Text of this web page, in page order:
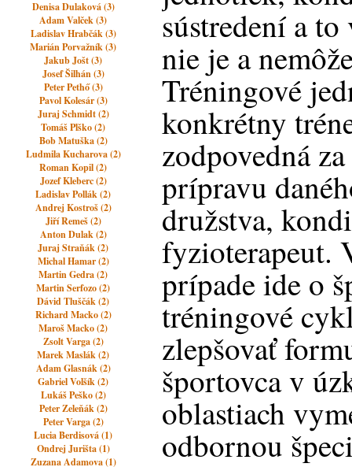
Denisa Dulaková (3)
Adam Valček (3)
Ladislav Hrabčák (3)
Marián Porvažník (3)
Jakub Jošt (3)
Josef Šilhán (3)
Peter Pethő (3)
Pavol Kolesár (3)
Juraj Schmidt (2)
Tomáš Plško (2)
Bob Matuška (2)
Ludmila Kucharova (2)
Roman Kopil (2)
Jozef Kleberc (2)
Ladislav Pollák (2)
Andrej Kostroš (2)
Jiří Remeš (2)
Anton Dulak (2)
Juraj Straňák (2)
Michal Hamar (2)
Martin Gedra (2)
Martin Serfozo (2)
Dávid Tluščák (2)
Richard Macko (2)
Maroš Macko (2)
Zsolt Varga (2)
Marek Maslák (2)
Adam Glasnák (2)
Gabriel Volšík (2)
Lukáš Peško (2)
Peter Zeleňák (2)
Peter Varga (2)
Lucia Berdisová (1)
Ondrej Jurišta (1)
Zuzana Adamova (1)
sústredení a
nie je a
Tréningové
konkrétny
zodpovedná
prípravu
družstva,
fyzioterapeut.
prípade ide o
tréningové
zlepšovať
športovca v
oblastiach
odbornou